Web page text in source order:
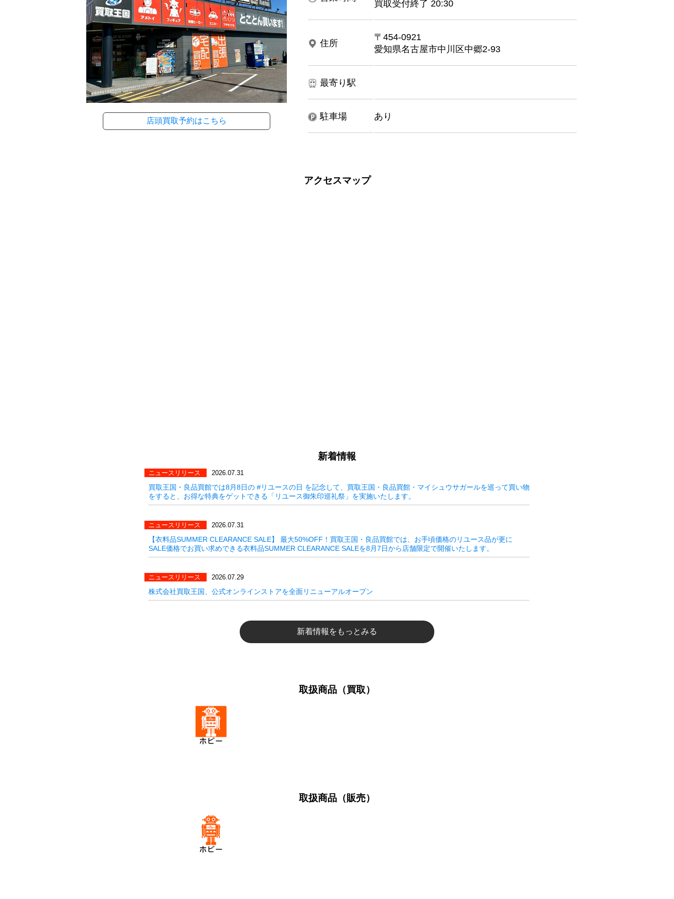
店頭買取予約はこちら
買取受付終了 20:30
住所
〒454-0921
愛知県名古屋市中川区中郷2-93
最寄り駅
駐車場 あり
アクセスマップ
新着情報
ニュースリリース 2026.07.31
買取王国・良品買館では8月8日の #リユースの日 を記念して、買取王国・良品買館・マイシュウサガールを巡って買い物
をすると、お得な特典をゲットできる「リユース御朱印巡礼祭」を実施いたします。
ニュースリリース 2026.07.31
【衣料品SUMMER CLEARANCE SALE】 最大50%OFF！買取王国・良品買館では、お手頃価格のリユース品が更に
SALE価格でお買い求めできる衣料品SUMMER CLEARANCE SALEを8月7日から店舗限定で開催いたします。
ニュースリリース 2026.07.29
株式会社買取王国、公式オンラインストアを全面リニューアルオープン
新着情報をもっとみる
取扱商品（買取）
取扱商品（販売）